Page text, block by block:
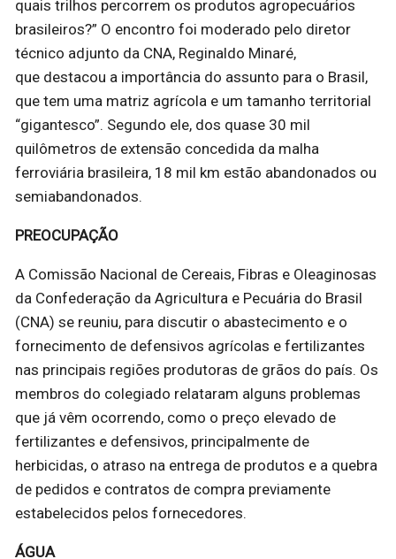
quais trilhos percorrem os produtos agropecuários
brasileiros?” O encontro foi moderado pelo diretor
técnico adjunto da CNA, Reginaldo Minaré,
que destacou a importância do assunto para o Brasil,
que tem uma matriz agrícola e um tamanho territorial
“gigantesco”. Segundo ele, dos quase 30 mil
quilômetros de extensão concedida da malha
ferroviária brasileira, 18 mil km estão abandonados ou
semiabandonados.
PREOCUPAÇÃO
A Comissão Nacional de Cereais, Fibras e Oleaginosas
da Confederação da Agricultura e Pecuária do Brasil
(CNA) se reuniu, para discutir o abastecimento e o
fornecimento de defensivos agrícolas e fertilizantes
nas principais regiões produtoras de grãos do país. Os
membros do colegiado relataram alguns problemas
que já vêm ocorrendo, como o preço elevado de
fertilizantes e defensivos, principalmente de
herbicidas, o atraso na entrega de produtos e a quebra
de pedidos e contratos de compra previamente
estabelecidos pelos fornecedores.
ÁGUA